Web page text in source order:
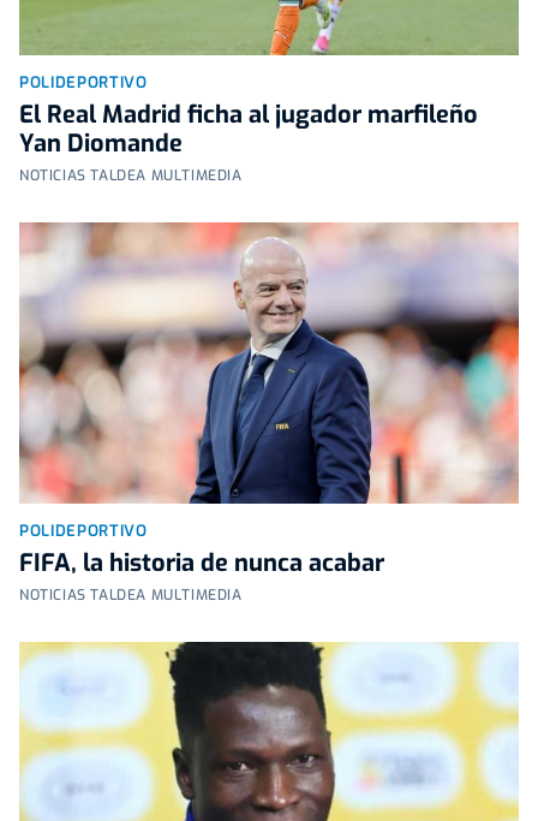
POLIDEPORTIVO
El Real Madrid ficha al jugador marfileño
Yan Diomande
NOTICIAS TALDEA MULTIMEDIA
POLIDEPORTIVO
FIFA, la historia de nunca acabar
NOTICIAS TALDEA MULTIMEDIA